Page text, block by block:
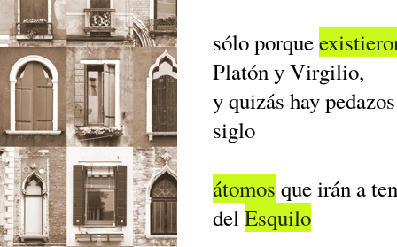
sólo porque
Platón y Virgilio,
y quizás hay
siglo
átomos que irán a
delEsquilo